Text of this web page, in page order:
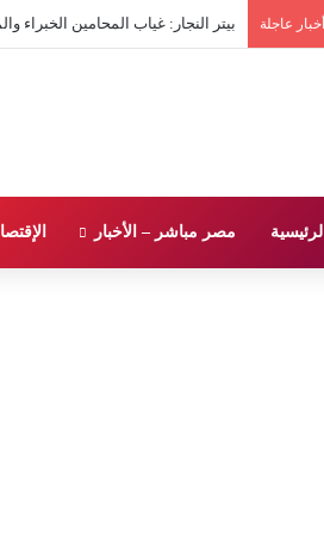
أخبار عاجلة بيتر النجار: غياب المحامين
الرئيسية مصر مباشر – الأخبار